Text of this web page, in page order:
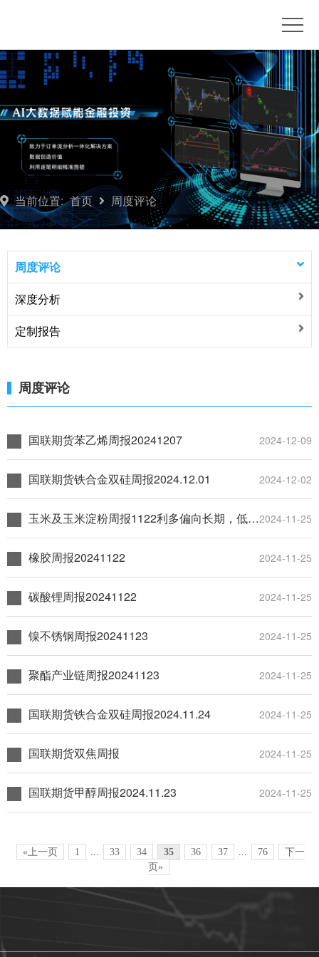
页
博
客
订
单
推
台
订
系
开
当前位置: 首页 周度评论
周度评论
深度分析
定制报告
周度评论
国联期货苯乙烯周报20241207 2024-12-09
国联期货铁合金双硅周报2024.12.01 2024-12-02
玉米及玉米淀粉周报1122利多偏向长期，低位布局多单2024-11-25
橡胶周报20241122 2024-11-25
碳酸锂周报20241122 2024-11-25
镍不锈钢周报20241123 2024-11-25
聚酯产业链周报20241123 2024-11-25
国联期货铁合金双硅周报2024.11.24 2024-11-25
国联期货双焦周报 2024-11-25
国联期货甲醇周报2024.11.23 2024-11-25
«上一页 1 ... 33 34 35 36 37 ... 76
下一
页»